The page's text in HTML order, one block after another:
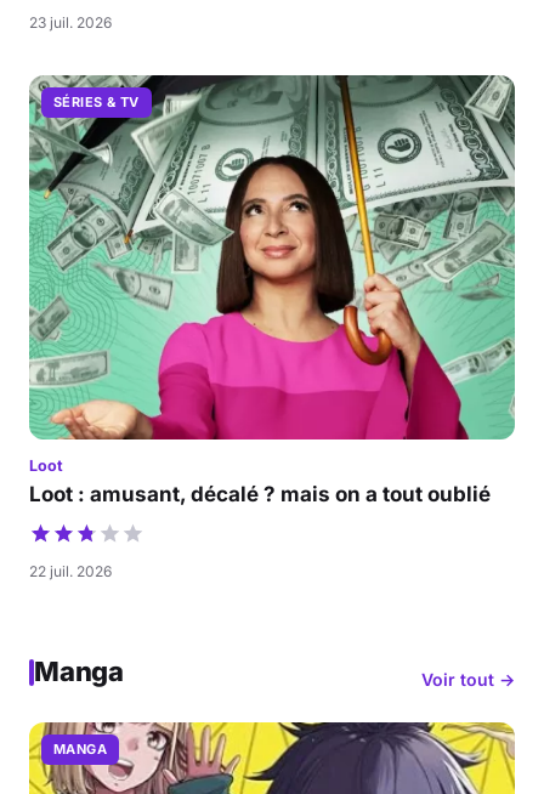
23 juil. 2026
SÉRIES & TV
Loot
Loot : amusant, décalé ? mais on a tout oublié
22 juil. 2026
Manga Voir tout →
MANGA